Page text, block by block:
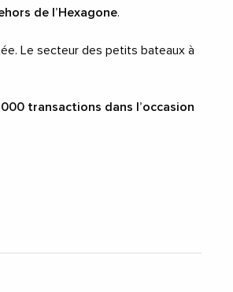
de l’Hexagone.
Le secteur des petits bateaux à
transactions dans l’occasion